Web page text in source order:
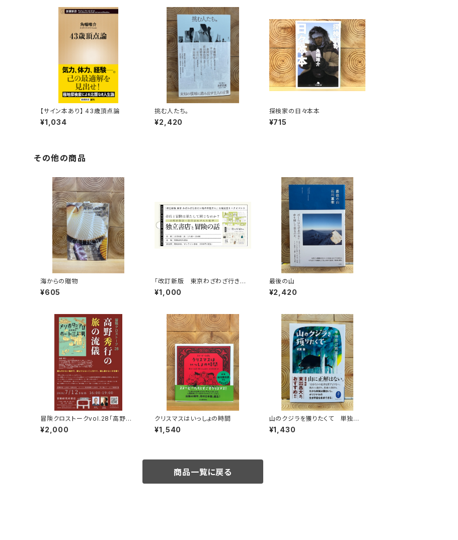
【サイン本あり】 43歳頂点論
¥1,034
挑む人たち。
¥2,420
探検家の日々本本
¥715
その他の商品
海からの贈物
¥605
「改訂新版 東京わざわざ行きた
い街の本屋さん」出版記念トークイ
ベント録画視聴権
¥1,000
最後の山
¥2,420
冒険クロストークvol.28「高野秀
行の旅の流儀」録画視聴権
¥2,000
クリスマスはいっしょの時間
¥1,540
山のクジラを獲りたくて 単独忍
び猟記（文庫版）
¥1,430
商品一覧に戻る